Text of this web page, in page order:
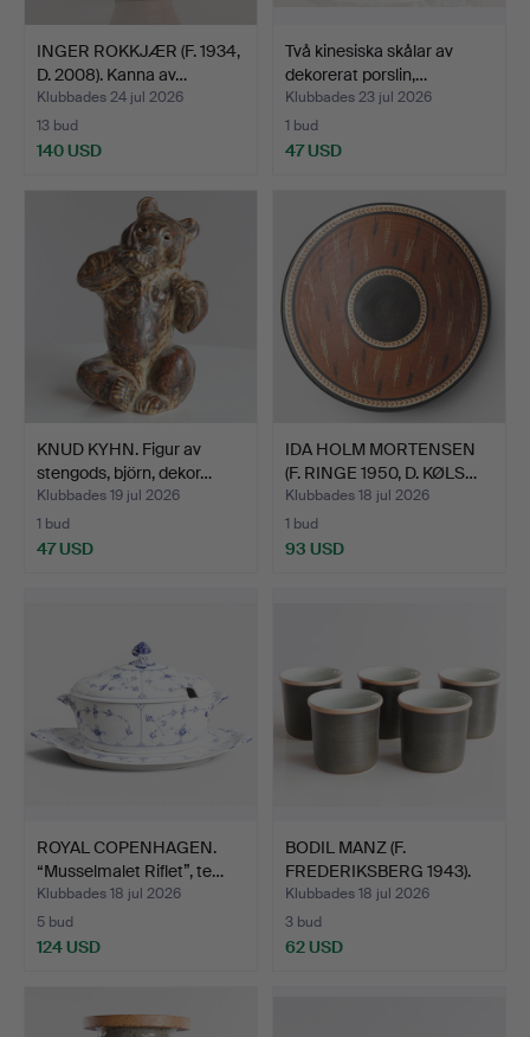
INGER ROKKJÆR (F. 1934,
D. 2008). Kanna av…
Klubbades 24 jul 2026
13 bud
140 USD
Två kinesiska skålar av
dekorerat porslin,…
Klubbades 23 jul 2026
1 bud
47 USD
KNUD KYHN. Figur av
stengods, björn, dekor…
Klubbades 19 jul 2026
1 bud
47 USD
IDA HOLM MORTENSEN
(F. RINGE 1950, D. KØLS…
Klubbades 18 jul 2026
1 bud
93 USD
ROYAL COPENHAGEN.
“Musselmalet Riflet”, te…
Klubbades 18 jul 2026
5 bud
124 USD
BODIL MANZ (F.
FREDERIKSBERG 1943).
Set om…
Klubbades 18 jul 2026
3 bud
62 USD